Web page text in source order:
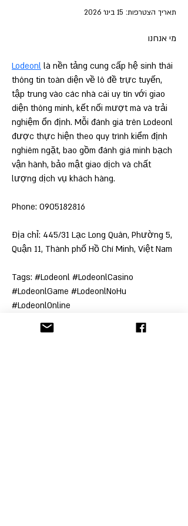
תאריך הצטרפות: 15 בינו׳ 2026
מי אנחנו
Lodeonl là nền tảng cung cấp hệ sinh thái
thông tin toàn diện về lô đề trực tuyến,
tập trung vào các nhà cái uy tín với giao
diện thông minh, kết nối mượt mà và trải
nghiệm ổn định. Mỗi đánh giá trên Lodeonl
được thực hiện theo quy trình kiểm định
nghiêm ngặt, bao gồm đánh giá minh bạch
vận hành, bảo mật giao dịch và chất
lượng dịch vụ khách hàng.
Phone: 0905182816
Địa chỉ: 445/31 Lạc Long Quân, Phường 5,
Quận 11, Thành phố Hồ Chí Minh, Việt Nam
Tags: #Lodeonl #LodeonlCasino
#LodeonlGame #LodeonlNoHu
#LodeonlOnline